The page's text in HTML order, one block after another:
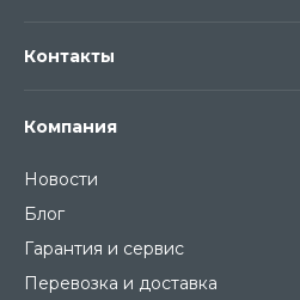
Компания
Новости
Блог
Гарантия и сервис
Перевозка и доставка
Контакты